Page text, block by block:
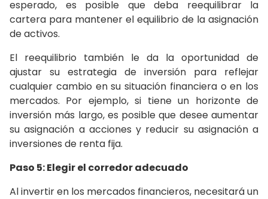
esperado, es posible que deba reequilibrar la
cartera para mantener el equilibrio de la asignación
de activos.
El reequilibrio también le da la oportunidad de
ajustar su estrategia de inversión para reflejar
cualquier cambio en su situación financiera o en los
mercados. Por ejemplo, si tiene un horizonte de
inversión más largo, es posible que desee aumentar
su asignación a acciones y reducir su asignación a
inversiones de renta fija.
Paso 5: Elegir el corredor adecuado
Al invertir en los mercados financieros, necesitará un